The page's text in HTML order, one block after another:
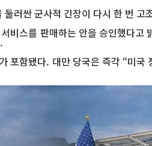
러싼 군사적 긴장이 다시 한 번 고
스를 판매하는 안을 승인했다
함됐다. 대만 당국은 즉각 “미